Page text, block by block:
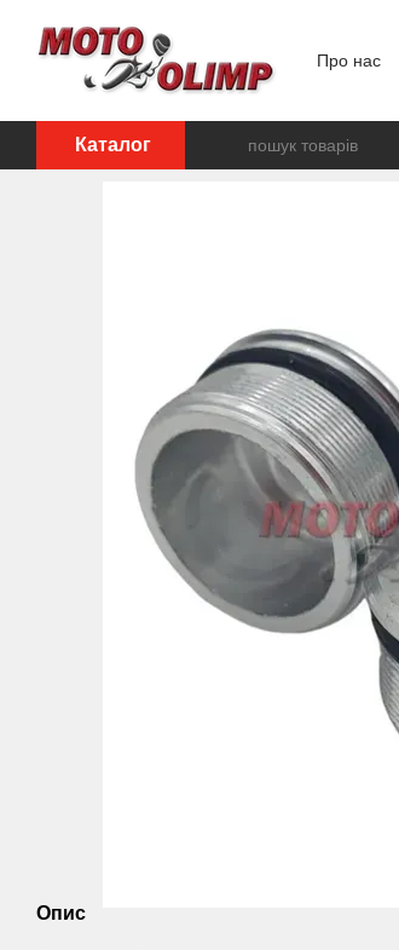
Про нас
Каталог
Опис